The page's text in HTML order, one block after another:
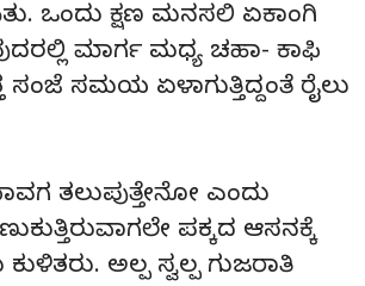
ಒಂದು ಕ್ಷಣ ಮನಸಲಿ ಏಕಾಂಗಿ
ಮಾರ್ಗ ಮಧ್ಯ ಚಹಾ- ಕಾಫಿ
ಸಂಜೆ ಸಮಯ ಏಳಾಗುತ್ತಿದ್ದಂತೆ ರೈಲು
ತಲುಪುತ್ತೇನೋ ಎಂದು
ಪಕ್ಕದ ಆಸನಕ್ಕೆ
ಅಲ್ಪ ಸ್ವಲ್ಪ ಗುಜರಾತಿ